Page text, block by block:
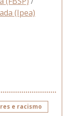
(Ipea)
e racismo